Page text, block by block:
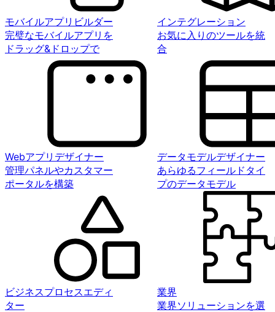
モバイルアプリビルダー
完璧なモバイルアプリを
ドラッグ&ドロップで
インテグレーション
お気に入りのツールを統
合
Webアプリデザイナー
管理パネルやカスタマー
ポータルを構築
データモデルデザイナー
あらゆるフィールドタイ
プのデータモデル
ビジネスプロセスエディ
ター
業界
業界ソリューションを選